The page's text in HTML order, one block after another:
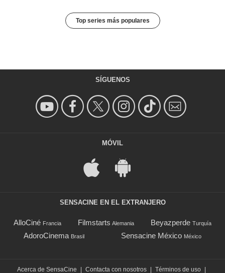
Top series más populares
SÍGUENOS
MÓVIL
SENSACINE EN EL EXTRANJERO
AlloCiné Francia Filmstarts Alemania Beyazperde Turquía
AdoroCinema Brasil Sensacine México México
Acerca de SensaCine Contacta con nosotros Términos de uso